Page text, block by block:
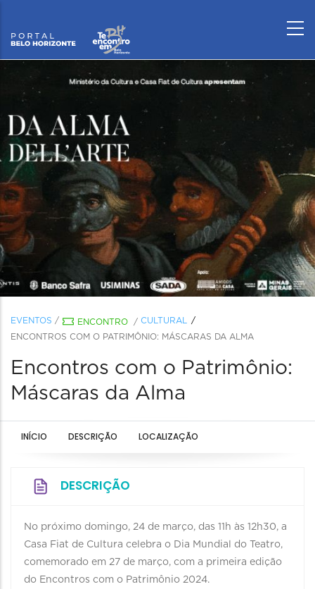
EVENTOS / ENCONTRO / CULTURAL
ENCONTROS COM O PATRIMÔNIO: MÁSCARAS DA ALMA
Encontros com o Patrimônio:
Máscaras da Alma
INÍCIO DESCRIÇÃO LOCALIZAÇÃO
DESCRIÇÃO
No próximo domingo, 24 de março, das 11h às 12h30, a
Casa Fiat de Cultura celebra o Dia Mundial do Teatro,
comemorado em 27 de março, com a primeira edição
do Encontros com o Patrimônio 2024.